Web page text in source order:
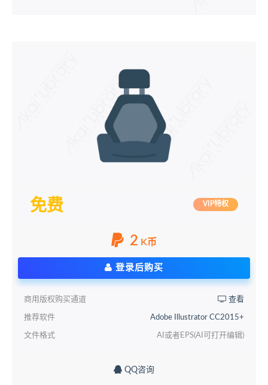
免费 VIP特权
2 K币
登录后购买
商用版权购买通道 查看
推荐软件 Adobe Illustrator CC2015+
文件格式 AI或者EPS(AI可打开编辑)
QQ咨询